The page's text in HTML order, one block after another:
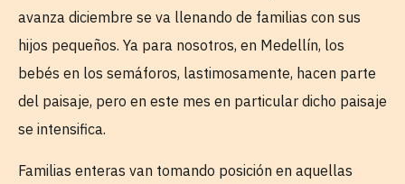
avanza diciembre se va llenando de familias con sus
hijos pequeños. Ya para nosotros, en Medellín, los
bebés en los semáforos, lastimosamente, hacen parte
del paisaje, pero en este mes en particular dicho paisaje
se intensifica.
Familias enteras van tomando posición en aquellas